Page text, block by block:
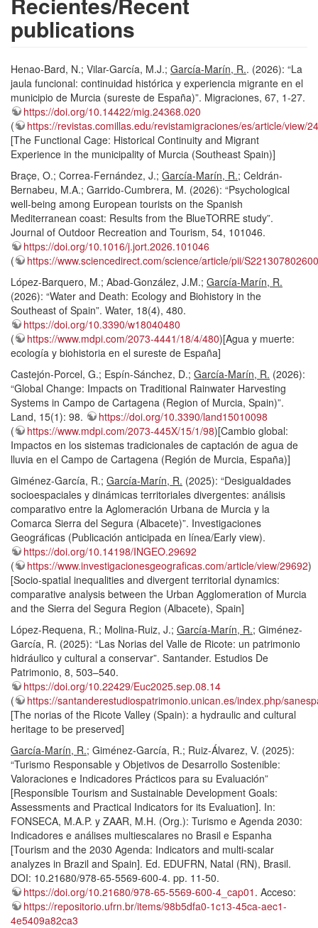
publications
Henao-Bard, N.; Vilar-García, M.J.; García-Marín, R.. (2026): “La
jaula funcional: continuidad histórica y experiencia migrante en el
municipio de Murcia (sureste de España)”. Migraciones, 67, 1-27.
https://doi.org/10.14422/mig.24368.020
(
https://revistas.comillas.edu/revistamigraciones/es/article/view/
[The Functional Cage: Historical Continuity and Migrant
Experience in the municipality of Murcia (Southeast Spain)]
Braçe, O.; Correa-Fernández, J.; García-Marín, R.; Celdrán-
Bernabeu, M.A.; Garrido-Cumbrera, M. (2026): “Psychological
well-being among European tourists on the Spanish
Mediterranean coast: Results from the BlueTORRE study”.
Journal of Outdoor Recreation and Tourism, 54, 101046.
https://doi.org/10.1016/j.jort.2026.101046
(
https://www.sciencedirect.com/science/article/pii/
López-Barquero, M.; Abad-González, J.M.; García-Marín, R.
(2026): “Water and Death: Ecology and Biohistory in the
Southeast of Spain”. Water, 18(4), 480.
https://doi.org/10.3390/w18040480
(
https://www.mdpi.com/2073-4441/18/4/480)[Agua y muerte:
ecología y biohistoria en el sureste de España]
Castejón-Porcel, G.; Espín-Sánchez, D.; García-Marín, R. (2026):
“Global Change: Impacts on Traditional Rainwater Harvesting
Systems in Campo de Cartagena (Region of Murcia, Spain)”.
Land, 15(1): 98.
https://doi.org/10.3390/land15010098
(
https://www.mdpi.com/2073-445X/15/1/98)[Cambio global:
Impactos en los sistemas tradicionales de captación de agua de
lluvia en el Campo de Cartagena (Región de Murcia, España)]
Giménez-García, R.; García-Marín, R. (2025): “Desigualdades
socioespaciales y dinámicas territoriales divergentes: análisis
comparativo entre la Aglomeración Urbana de Murcia y la
Comarca Sierra del Segura (Albacete)”. Investigaciones
Geográficas (Publicación anticipada en línea/Early view).
https://doi.org/10.14198/INGEO.29692
(
https://www.investigacionesgeograficas.com/article/view/29692)
[Socio-spatial inequalities and divergent territorial dynamics:
comparative analysis between the Urban Agglomeration of Murcia
and the Sierra del Segura Region (Albacete), Spain]
López-Requena, R.; Molina-Ruiz, J.; García-Marín, R.; Giménez-
García, R. (2025): “Las Norias del Valle de Ricote: un patrimonio
hidráulico y cultural a conservar”. Santander. Estudios De
Patrimonio, 8, 503–540.
https://doi.org/10.22429/Euc2025.sep.08.14
(
https://santanderestudiospatrimonio.unican.es/index.php/
[The norias of the Ricote Valley (Spain): a hydraulic and cultural
heritage to be preserved]
García-Marín, R.; Giménez-García, R.; Ruiz-Álvarez, V. (2025):
“Turismo Responsable y Objetivos de Desarrollo Sostenible:
Valoraciones e Indicadores Prácticos para su Evaluación”
[Responsible Tourism and Sustainable Development Goals:
Assessments and Practical Indicators for its Evaluation]. In:
FONSECA, M.A.P. y ZAAR, M.H. (Org.): Turismo e Agenda 2030:
Indicadores e análises multiescalares no Brasil e Espanha
[Tourism and the 2030 Agenda: Indicators and multi-scalar
analyzes in Brazil and Spain]. Ed. EDUFRN, Natal (RN), Brasil.
DOI: 10.21680/978-65-5569-600-4. pp. 11-50.
https://doi.org/10.21680/978-65-5569-600-4_cap01 . Acceso:
https://repositorio.ufrn.br/items/98b5dfa0-1c13-45ca-aec1-
4e5409a82ca3